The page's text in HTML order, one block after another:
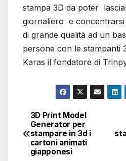
stampa 3D da poter
giornaliero e
di grande qualità ad un
persone con le stampanti
Karas il fondatore di
Navigazione
articoli
3D Print Model
Generator per
stampare in 3d i
cartoni animati
giapponesi